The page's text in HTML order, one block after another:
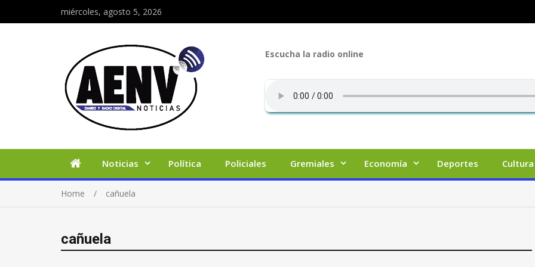
miércoles, agosto 5, 2026
Escucha la radio online
Noticias Política Policiales Gremiales Economía Deportes Cultura
Home cañuela
cañuela